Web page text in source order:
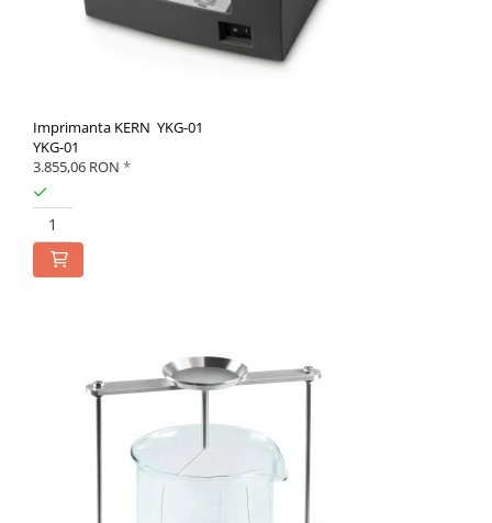
Imprimanta KERN YKG-01
YKG-01
3.855,06 RON *